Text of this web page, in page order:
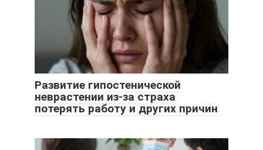
Развитие гипостенической
неврастении из-за страха
потерять работу и других причин